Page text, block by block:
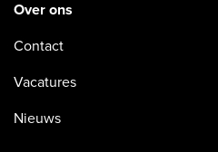
Over ons
Contact
Vacatures
Nieuws